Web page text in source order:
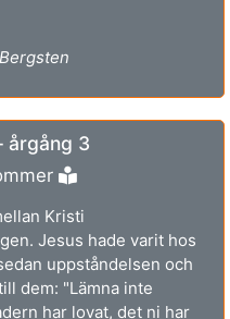
årgång 3
Kristi
Jesus hade varit hos
uppståndelsen och
dem: "Lämna inte
har lovat, det ni har